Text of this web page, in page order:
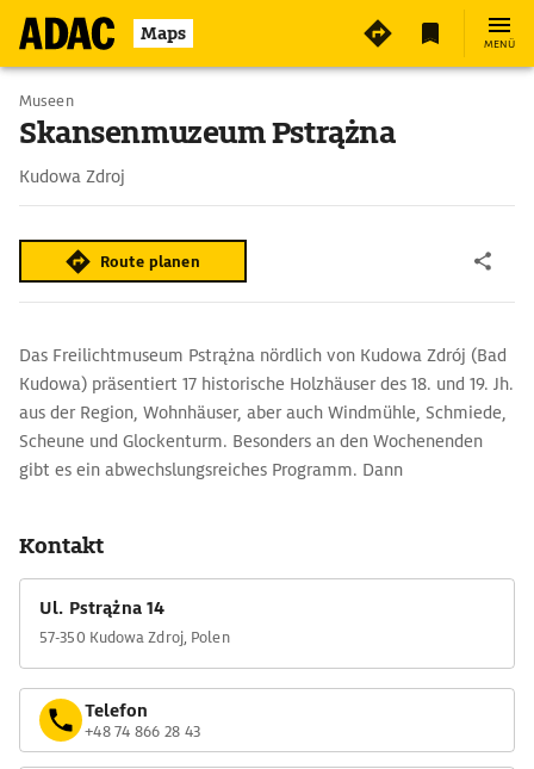
Maps MENÜ
Museen
Skansenmuzeum Pstrążna
Kudowa Zdroj
Route planen
Das Freilichtmuseum Pstrążna nördlich von Kudowa Zdrój (Bad
Kudowa) präsentiert 17 historische Holzhäuser des 18. und 19. Jh.
aus der Region, Wohnhäuser, aber auch Windmühle, Schmiede,
Scheune und Glockenturm. Besonders an den Wochenenden
gibt es ein abwechslungsreiches Programm. Dann
Kontakt
Ul. Pstrążna 14
57-350 Kudowa Zdroj, Polen
Telefon
+48 74 866 28 43